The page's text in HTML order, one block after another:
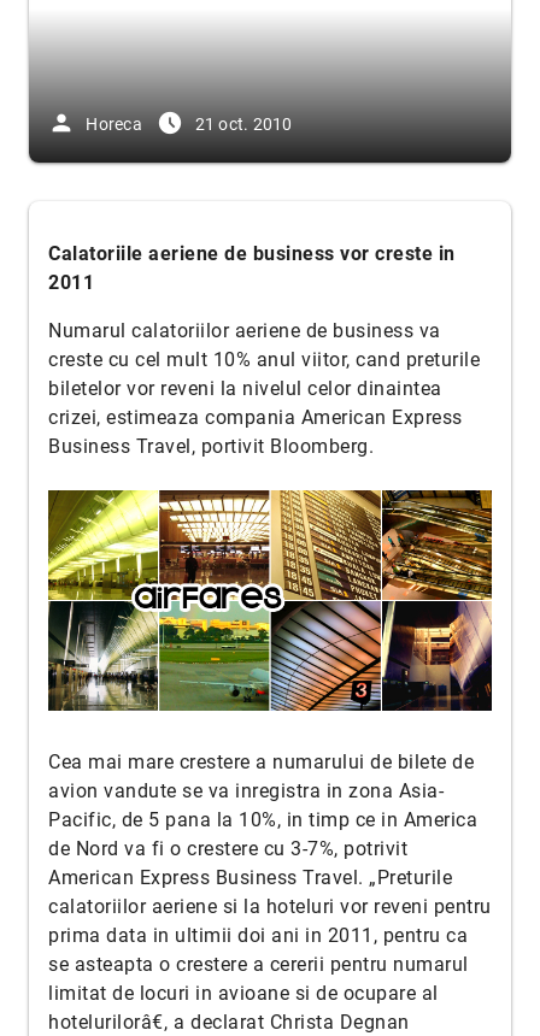
person Horeca access_time_filled 21 oct. 2010
Calatoriile aeriene de business vor creste in
2011
Numarul calatoriilor aeriene de business va
creste cu cel mult 10% anul viitor, cand preturile
biletelor vor reveni la nivelul celor dinaintea
crizei, estimeaza compania American Express
Business Travel, portivit Bloomberg.
Cea mai mare crestere a numarului de bilete de
avion vandute se va inregistra in zona Asia-
Pacific, de 5 pana la 10%, in timp ce in America
de Nord va fi o crestere cu 3-7%, potrivit
American Express Business Travel. „Preturile
calatoriilor aeriene si la hoteluri vor reveni pentru
prima data in ultimii doi ani in 2011, pentru ca
se asteapta o crestere a cererii pentru numarul
limitat de locuri in avioane si de ocupare al
hotelurilorâ€, a declarat Christa Degnan